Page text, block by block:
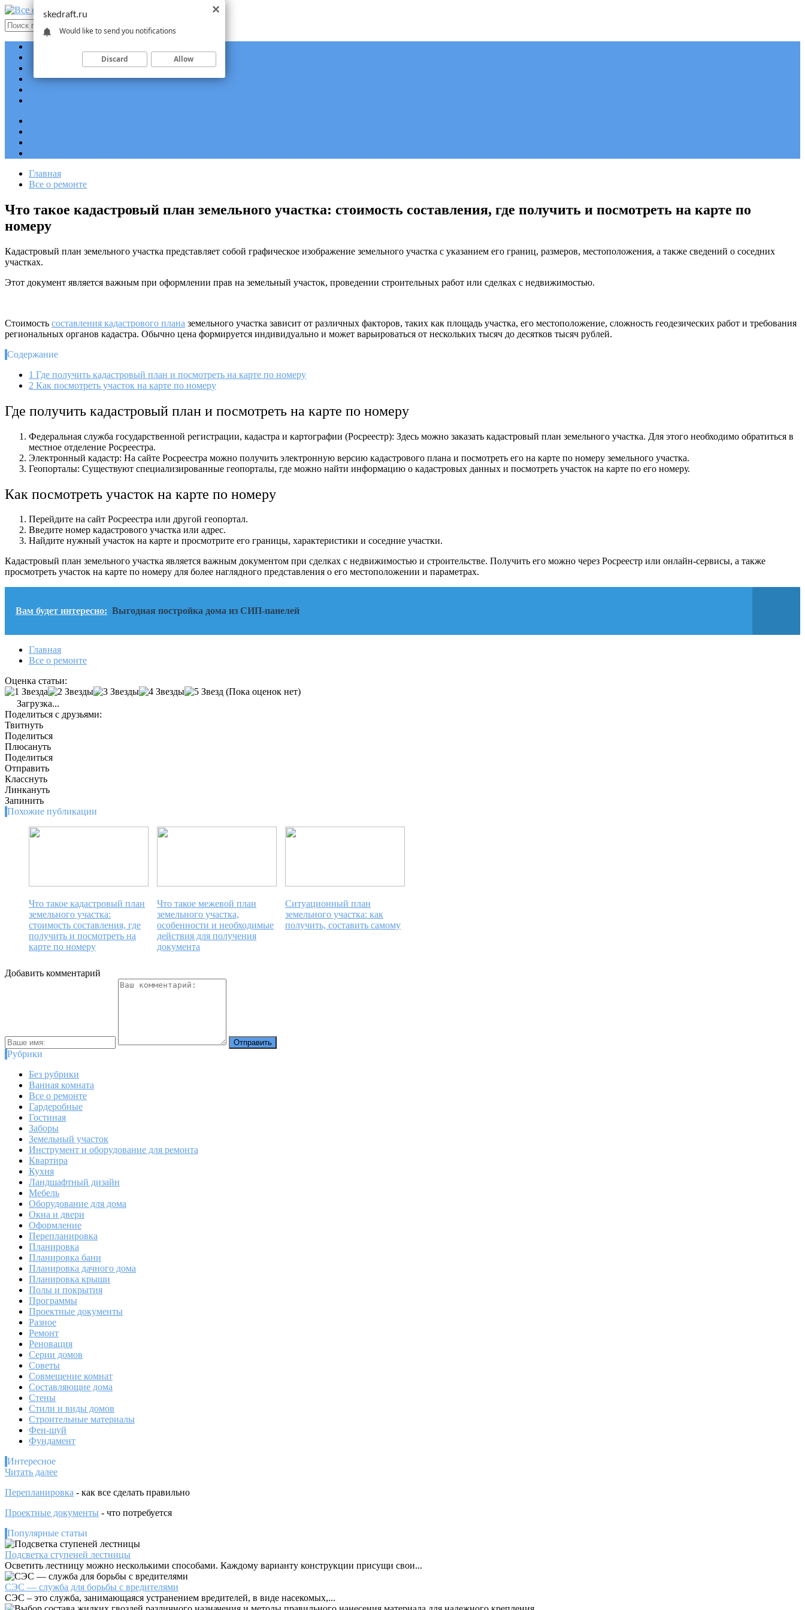
Проектные документы
Программы
Главная
Все о ремонте
Что такое кадастровый план земельного участка: стоимость составления, где получить и посмотреть на карте по
номеру
Кадастровый план земельного участка представляет собой графическое изображение земельного участка с указанием его границ, размеров, местоположения, а также сведений о соседних
участках.
Этот документ является важным при оформлении прав на земельный участок, проведении строительных работ или сделках с недвижимостью.
Стоимость составления кадастрового плана земельного участка зависит от различных факторов, таких как площадь участка, его местоположение, сложность геодезических работ и требования
региональных органов кадастра. Обычно цена формируется индивидуально и может варьироваться от нескольких тысяч до десятков тысяч рублей.
Содержание
1 Где получить кадастровый план и посмотреть на карте по номеру
2 Как посмотреть участок на карте по номеру
Где получить кадастровый план и посмотреть на карте по номеру
Федеральная служба государственной регистрации, кадастра и картографии (Росреестр): Здесь можно заказать кадастровый план земельного участка. Для этого необходимо обратиться в
местное отделение Росреестра.
Электронный кадастр: На сайте Росреестра можно получить электронную версию кадастрового плана и посмотреть его на карте по номеру земельного участка.
Геопорталы: Существуют специализированные геопорталы, где можно найти информацию о кадастровых данных и посмотреть участок на карте по его номеру.
Как посмотреть участок на карте по номеру
Перейдите на сайт Росреестра или другой геопортал.
Введите номер кадастрового участка или адрес.
Найдите нужный участок на карте и просмотрите его границы, характеристики и соседние участки.
Кадастровый план земельного участка является важным документом при сделках с недвижимостью и строительстве. Получить его можно через Росреестр или онлайн-сервисы, а также
просмотреть участок на карте по номеру для более наглядного представления о его местоположении и параметрах.
Вам будет интересно: Выгодная постройка дома из СИП-панелей
Главная
Все о ремонте
Оценка статьи:
(Пока оценок нет)
Загрузка...
Поделиться с друзьями:
Твитнуть
Поделиться
Плюсануть
Поделиться
Отправить
Класснуть
Линкануть
Запинить
Похожие публикации
Что такое кадастровый план
земельного участка:
стоимость составления, где
получить и посмотреть на
карте по номеру
Что такое межевой план
земельного участка,
особенности и необходимые
действия для получения
документа
Ситуационный план
земельного участка: как
получить, составить самому
Добавить комментарий
Рубрики
Без рубрики
Ванная комната
Все о ремонте
Гардеробные
Гостиная
Заборы
Земельный участок
Инструмент и оборудование для ремонта
Квартира
Кухня
Ландшафтный дизайн
Мебель
Оборудование для дома
Окна и двери
Оформление
Перепланировка
Планировка
Планировка бани
Планировка дачного дома
Планировка крыши
Полы и покрытия
Программы
Проектные документы
Разное
Ремонт
Реновация
Серии домов
Советы
Совмещение комнат
Составляющие дома
Стены
Стили и виды домов
Строительные материалы
Фен-шуй
Фундамент
Интересное
Читать далее:
такое
план
участка:
стоимость
составления,
где
получить
и
посмотреть
Перепланировка - как все сделать правильно
Проектные документы - что потребуется
Популярные статьи
Подсветка ступеней лестницы
Осветить лестницу можно несколькими способами. Каждому варианту конструкции присущи свои...
СЭС — служба для борьбы с вредителями
СЭС – это служба, занимающаяся устранением вредителей, в виде насекомых,...
skedraft.ru
Would like to send you notifications
Discard Allow